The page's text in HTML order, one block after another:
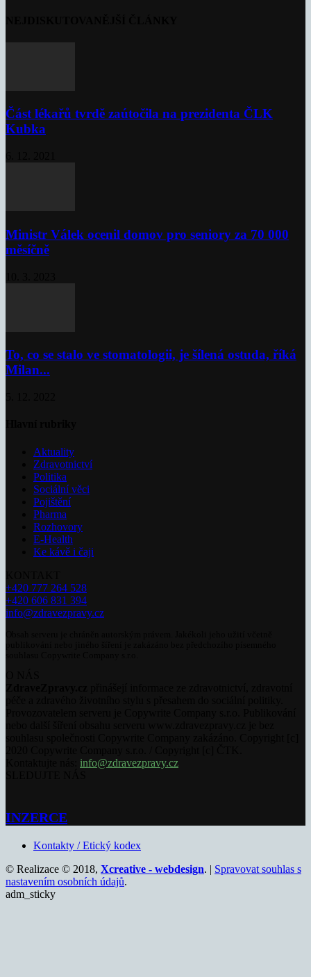
Část lékařů tvrdě zaútočila na prezidenta ČLK
Kubka
Ministr Válek ocenil domov pro seniory za 70 000
měsíčně
To, co se stalo ve stomatologii, je šílená ostuda, říká
Milan...
Aktuality
Zdravotnictví
Politika
Sociální věci
Pojištění
Pharma
Rozhovory
E-Health
Ke kávě i čaji
+420 777 264 528
+420 606 831 394
info@zdravezpravy.cz
info@zdravezpravy.cz
INZERCE
Kontakty / Etický kodex
© Realizace © 2018, Xcreative - webdesign. | Spravovat souhlas s
nastavením osobních údajů.
adm_sticky